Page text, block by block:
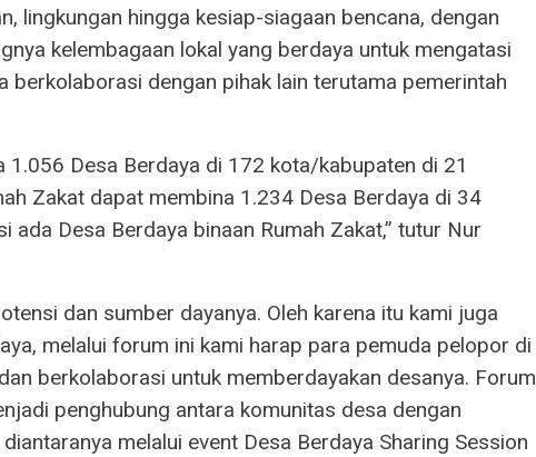
lingkungan hingga kesiap-siagaan bencana, dengan
kelembagaan lokal yang berdaya untuk mengatasi
berkolaborasi dengan pihak lain terutama pemerintah
1.056 Desa Berdaya di 172 kota/kabupaten di 21
Zakat dapat membina 1.234 Desa Berdaya di 34
ada Desa Berdaya binaan Rumah Zakat,” tutur Nur
dan sumber dayanya. Oleh karena itu kami juga
melalui forum ini kami harap para pemuda pelopor di
berkolaborasi untuk memberdayakan desanya. Forum
penghubung antara komunitas desa dengan
melalui event Desa Berdaya Sharing Session